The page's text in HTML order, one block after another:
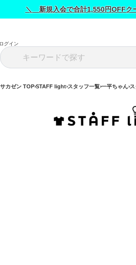
＼ 新規入会で合計1,550円OFF
グイン
サカゼン TOP STAFF light スタッフ一覧 一平ちゃん ス